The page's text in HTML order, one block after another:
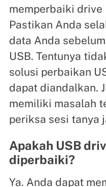
memperbaiki drive
Pastikan Anda
data Anda
USB. Tentunya
solusi perbaikan
dapat diandalkan.
memiliki masalah
periksa sesi tanya
Apakah USB
diperbaiki?
Ya. Anda dapat